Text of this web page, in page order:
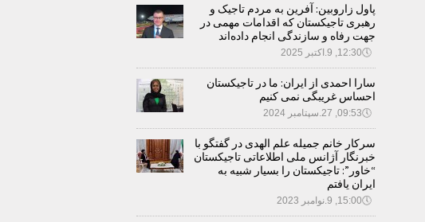
پاول زاروبین: آفرین به مردم تاجیک و
رهبری تاجیکستان که اقدامات مهمی در
جهت رفاه و سازندگی انجام داده‌اند
🕔12:30, 9.اکتبر 2025
سارا احمدی از ایران: ما در تاجیکستان
احساس غریبگی نمی کنیم
🕔09:53, 27.سپتامبر 2024
سرکار خانم جمیله علم الهدی در گفتگو با
خبرنگار آژانس ملی اطلاعاتی تاجیکستان
“خاور”: تاجیکستان را بسیار شبیه به
ایران یافتم
🕔15:00, 9.نوامبر 2023